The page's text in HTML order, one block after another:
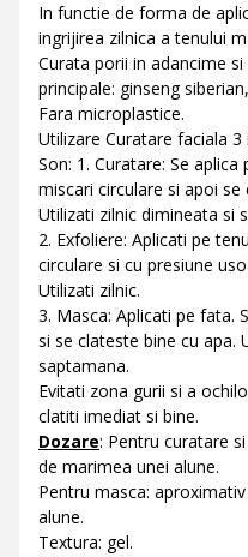
In functie de forma de
ingrijirea zilnica a tenului
Curata porii in adancime
principale: ginseng
Fara microplastice.
Utilizare Curatare faciala
Son: 1. Curatare: Se
miscari circulare si apoi se
Utilizati zilnic dimineata si
2. Exfoliere: Aplicati pe
circulare si cu presiune
Utilizati zilnic.
3. Masca: Aplicati pe fata.
si se clateste bine cu apa.
saptamana.
Evitati zona gurii si a
clatiti imediat si bine.
Dozare: Pentru curatare
de marimea unei alune.
Pentru masca:
alune.
Textura: gel.